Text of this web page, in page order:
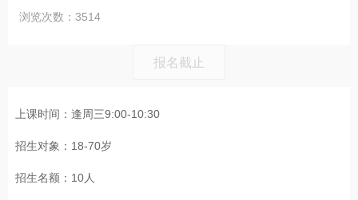
浏览次数：3514
报名截止
上课时间：逢周三9:00-10:30
招生对象：18-70岁
招生名额：10人